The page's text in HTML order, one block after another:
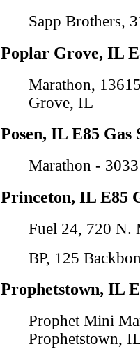
Sapp Brothers,
Poplar Grove, IL
Marathon,
Grove, IL
Posen, IL E85
Marathon -
Princeton, IL E85
Fuel 24, 720 N.
BP, 125
Prophetstown, IL
Prophet Mini
Prophetstown,